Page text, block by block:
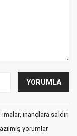
inançlara saldırı
yorumlar